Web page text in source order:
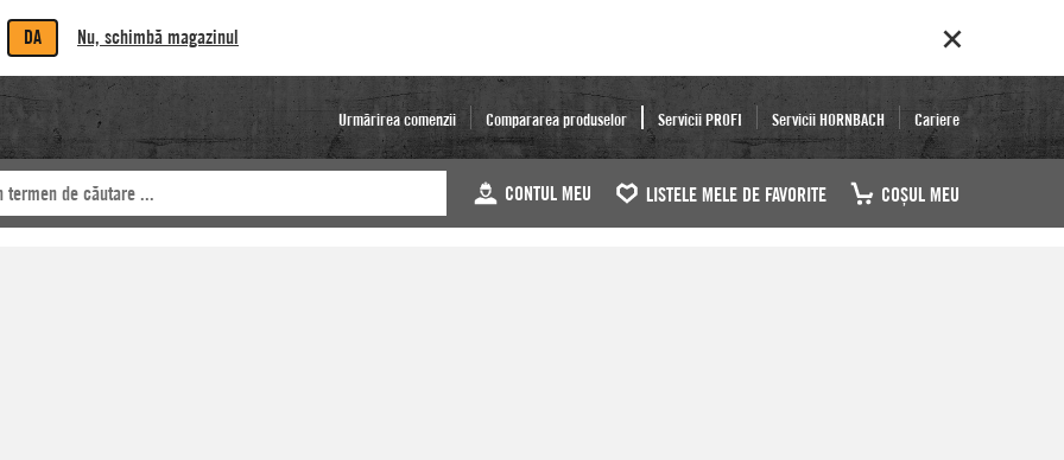
DA Nu, schimbă magazinul
Urmărirea comenzii Compararea produselor Servicii PROFI Servicii HORNBACH Cariere
CONTUL MEU LISTELE MELE DE FAVORITE COŞUL MEU